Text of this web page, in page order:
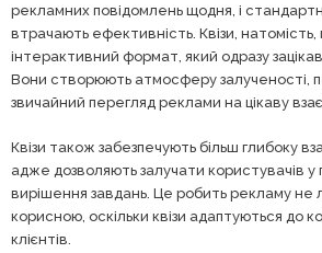
рекламних повідомлень щодня, і
втрачають ефективність. Квізи,
інтерактивний формат, який одразу
Вони створюють атмосферу залученості,
звичайний перегляд реклами на цікаву
Квізи також забезпечують більш глибоку
адже дозволяють залучати користувачів у
вирішення завдань. Це робить рекламу не
корисною, оскільки квізи адаптуються до
клієнтів.